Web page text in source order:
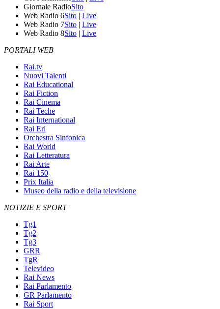
Giornale RadioSito
Web Radio 6Sito | Live
Web Radio 7Sito | Live
Web Radio 8Sito | Live
PORTALI WEB
Rai.tv
Nuovi Talenti
Rai Educational
Rai Fiction
Rai Cinema
Rai Teche
Rai International
Rai Eri
Orchestra Sinfonica
Rai World
Rai Letteratura
Rai Arte
Rai 150
Prix Italia
Museo della radio e della televisione
NOTIZIE E SPORT
Tg1
Tg2
Tg3
GRR
TgR
Televideo
Rai News
Rai Parlamento
GR Parlamento
Rai Sport